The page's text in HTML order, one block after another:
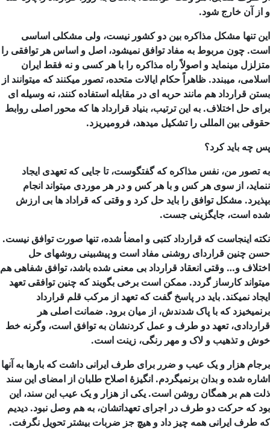
و از آن خارج شود.
این تنها مشکل مذاکره بین دو کشور نیست، ولی مشکلی اساسی
است. چون مربوط به مفاد توافق نمیشود، اصل و اساس هر توافقی را
متزلزل مینماید و اصولاً راه مذاکره را با هر کسی و نه فقط ایران
اسلامی، میبندد. ظاهراً حکام ایالات متحده، تصور میکنند که میتوانند از
بستن قرارداد هم مانند حربه ای در مقابله استفاده کنند، نه وسیله ای
برای حل اختلاف. به این ترتیب، بنیاد قرارداد ها که محور اصلی روابط
حقوقی بین المللی را تشکیل میدهد، فرومیریزد.
پس چه باید کرد؟
به تصور من، نفس مذاکره که گفتگوست، تا جایی که تعهدی ایجاد
ننماید، از سوی هر کس و با هر کس و در هر موردی میتواند انجام
بپذیرد. مشکل توافق را باید حل کرد و وقتی که قراداد ها بی ارزش
شده است، جایگزینی جست.
نکته اینجاست که قرارداد کتبی و امضأ شده، تنها صورت توافق نیست.
حسن چنین قراردای روشنی مفاد است و پیشبینی روشهای حل
اختلاف و… وقتی انعقاد قرارداد بی معنی شده باشد، توافق شفاهی هم
میتواند کارساز گردد. ممکن است برخی بگویند که چنین توافقی تعهد
ایجاد نمیکند. باید در پاسخ گفت که تعهد از مرکب قلم قرارداد
برنمیخیزد که با پاک شدندش، از میان برود. ضمانت اصلی هر
قراردادی، تعهد دو طرف و عمل کردنشان به توافق است، وگرنه خط
خوش و تذهیب و لاک و مهر رنگی، زینت است.
برجام هزار و یک عیب و ضرر برای طرف ایرانی داشت که بارها به آنها
اشاره شده و بدان برنمیگردم. انگیزۀ اصلاح طلبان از امضای این سند
ذلت هم بر همگان روشن است. یکی از هزار و یک عیب این سند، این
بود که حرکت دو طرف در اجرای تعهداتشان، به هم وصل نبود. دیدیم
که طرف ایرانی همه چیز داد و هیچ جز ضربات بیشتر تحویل نگرفت.